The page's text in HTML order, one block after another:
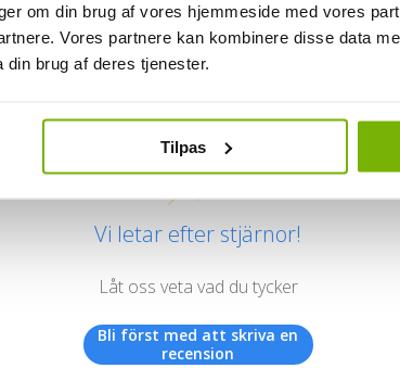
om din brug af vores hjemmeside med vores
Vores partnere kan kombinere disse data
brug af deres tjenester.
Tilpas
Kundrecensioner
Vi letar efter stjärnor!
Låt oss veta vad du tycker
Bli först med att skriva en
recension